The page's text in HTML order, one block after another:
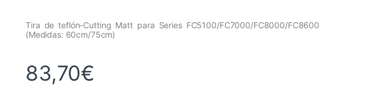
Tira de teflón-Cutting Matt para Series FC5100/FC7000/FC8000/FC8600
(Medidas: 60cm/75cm)
83,70€